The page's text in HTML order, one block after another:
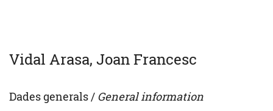
Vidal Arasa, Joan Francesc
Dades generals / General information